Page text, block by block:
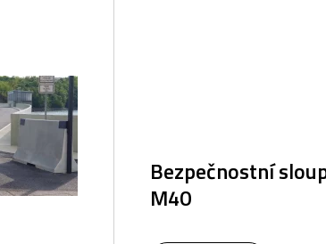
Bezpečnostní
M40